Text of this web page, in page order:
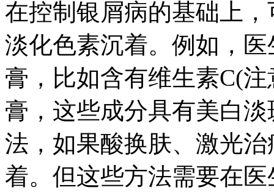
在控制银屑病的基础上
淡化色素沉着。例如，
膏，比如含有维生素C(
膏，这些成分具有美白
法，如果酸换肤、激光
着。但这些方法需要在